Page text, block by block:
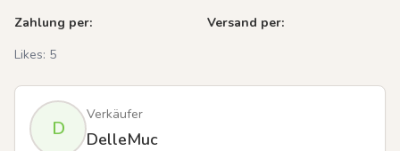
Zahlung per:
Versand per:
Likes: 5
D
Verkäufer
DelleMuc